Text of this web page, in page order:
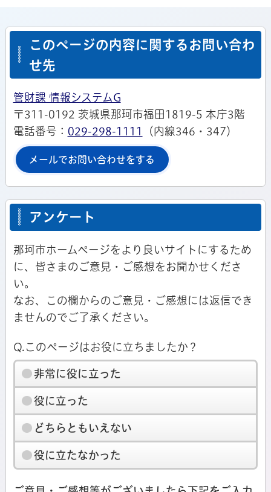
このページの内容に関するお問い合わ
せ先
管財課 情報システムG
〒311-0192 茨城県那珂市福田1819-5 本庁3階
電話番号： 029-298-1111 （内線346・347）
メールでお問い合わせをする
アンケート
那珂市ホームページをより良いサイトにするため
に、皆さまのご意見・ご感想をお聞かせくださ
い。
なお、この欄からのご意見・ご感想には返信でき
ませんのでご了承ください。
Q.このページはお役に立ちましたか？
非常に役に立った
役に立った
どちらともいえない
役に立たなかった